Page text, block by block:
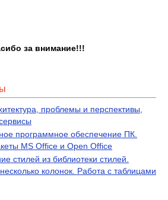
за внимание!!!
проблемы и перспективы,
программное обеспечение ПК.
MS Office и Open Office
стилей из библиотеки стилей.
колонок. Работа с таблицами